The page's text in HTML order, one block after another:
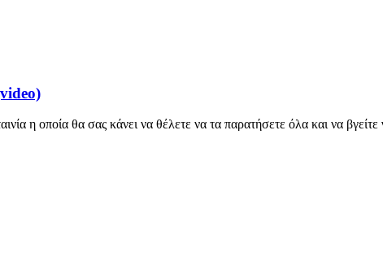
η οποία θα σας κάνει να θέλετε να τα παρατήσετε όλα και να